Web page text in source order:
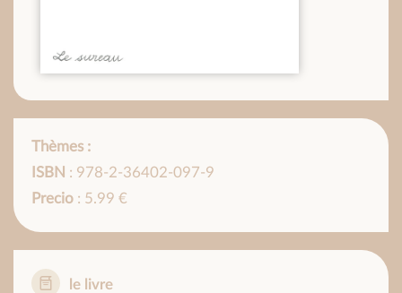
Thèmes :
ISBN : 978-2-36402-097-9
Precio : 5.99 €
le livre